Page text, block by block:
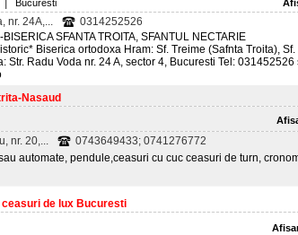
Bucuresti
nr. 24A,...
0314252526
SFANTA TROITA, SFANTUL NECTARIE
Biserica ortodoxa Hram: Sf. Treime (Safnta Troita), Sf.
Str. Radu Voda nr. 24 A, sector 4, Bucuresti Tel: 031452526
Nasaud
nr. 20,...
0743649433; 0741276772
automate, pendule,ceasuri cu cuc ceasuri de turn,
de lux Bucuresti